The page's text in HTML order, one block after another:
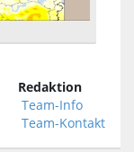
Redaktion
Team-Info
Team-Kontakt